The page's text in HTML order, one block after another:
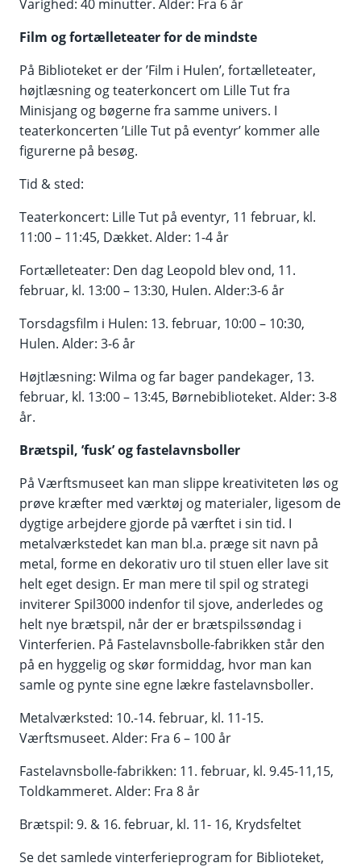
Varighed: 40 minutter. Alder: Fra 6 år
Film og fortælleteater for de mindste
På Biblioteket er der ’Film i Hulen’, fortælleteater,
højtlæsning og teaterkoncert om Lille Tut fra
Minisjang og bøgerne fra samme univers. I
teaterkoncerten ’Lille Tut på eventyr’ kommer alle
figurerne på besøg.
Tid & sted:
Teaterkoncert: Lille Tut på eventyr, 11 februar, kl.
11:00 – 11:45, Dækket. Alder: 1-4 år
Fortælleteater: Den dag Leopold blev ond, 11.
februar, kl. 13:00 – 13:30, Hulen. Alder:3-6 år
Torsdagsfilm i Hulen: 13. februar, 10:00 – 10:30,
Hulen. Alder: 3-6 år
Højtlæsning: Wilma og far bager pandekager, 13.
februar, kl. 13:00 – 13:45, Børnebiblioteket. Alder: 3-8
år.
Brætspil, ’fusk’ og fastelavnsboller
På Værftsmuseet kan man slippe kreativiteten løs og
prøve kræfter med værktøj og materialer, ligesom de
dygtige arbejdere gjorde på værftet i sin tid. I
metalværkstedet kan man bl.a. præge sit navn på
metal, forme en dekorativ uro til stuen eller lave sit
helt eget design. Er man mere til spil og strategi
inviterer Spil3000 indenfor til sjove, anderledes og
helt nye brætspil, når der er brætspilssøndag i
Vinterferien. På Fastelavnsbolle-fabrikken står den
på en hyggelig og skør formiddag, hvor man kan
samle og pynte sine egne lækre fastelavnsboller.
Metalværksted: 10.-14. februar, kl. 11-15.
Værftsmuseet. Alder: Fra 6 – 100 år
Fastelavnsbolle-fabrikken: 11. februar, kl. 9.45-11,15,
Toldkammeret. Alder: Fra 8 år
Brætspil: 9. & 16. februar, kl. 11- 16, Krydsfeltet
Se det samlede vinterferieprogram for Biblioteket,